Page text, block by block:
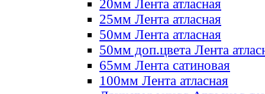
20мм Лента атласная
25мм Лента атласная
50мм Лента атласная
50мм доп.цвета Лента
65мм Лента сатиновая
100мм Лента атласная